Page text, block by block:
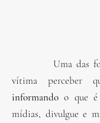
Uma das
vítima perceber
informando o que
mídias, divulgue e